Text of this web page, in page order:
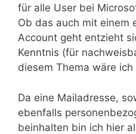
für alle User bei
Ob das auch mit einem
Account geht entzieht
Kenntnis (für
diesem Thema wäre
Da eine Mailadresse,
ebenfalls
beinhalten bin ich hier